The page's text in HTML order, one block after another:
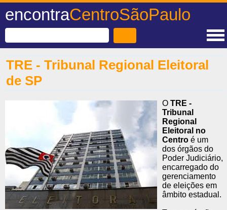
encontraCentroSãoPaulo
TRE - Tribunal Regional Eleitoral
de SP
O TRE -
Tribunal
Regional
Eleitoral no
Centro é um
dos órgãos do
Poder Judiciário,
encarregado do
gerenciamento
de eleições em
âmbito estadual.